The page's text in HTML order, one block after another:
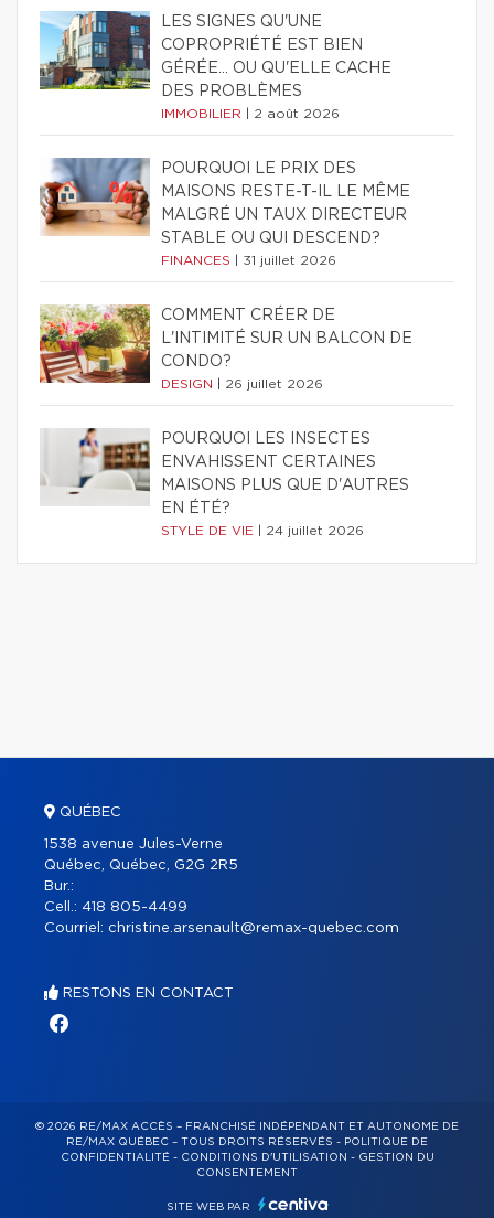
LES SIGNES QU'UNE
COPROPRIÉTÉ EST BIEN
GÉRÉE… OU QU'ELLE CACHE
DES PROBLÈMES
IMMOBILIER 2 août 2026
POURQUOI LE PRIX DES
MAISONS RESTE-T-IL LE MÊME
MALGRÉ UN TAUX DIRECTEUR
STABLE OU QUI DESCEND?
FINANCES 31 juillet 2026
COMMENT CRÉER DE
L'INTIMITÉ SUR UN BALCON DE
CONDO?
DESIGN 26 juillet 2026
POURQUOI LES INSECTES
ENVAHISSENT CERTAINES
MAISONS PLUS QUE D'AUTRES
EN ÉTÉ?
STYLE DE VIE 24 juillet 2026
QUÉBEC
1538 avenue Jules-Verne
Québec, Québec, G2G 2R5
Bur.:
Cell.: 418 805-4499
Courriel: christine.arsenault@remax-quebec.com
RESTONS EN CONTACT
© 2026 RE/MAX ACCÈS – FRANCHISÉ INDÉPENDANT ET AUTONOME DE
RE/MAX QUÉBEC – TOUS DROITS RÉSERVÉS - POLITIQUE DE
CONFIDENTIALITÉ- CONDITIONS D'UTILISATION - GESTION DU
CONSENTEMENT
SITE WEB PAR